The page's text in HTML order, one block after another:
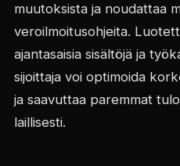
muutoksista ja noudattaa
veroilmoitusohjeita.
ajantasaisia sisältöjä ja
sijoittaja voi optimoida
ja saavuttaa paremmat
laillisesti.